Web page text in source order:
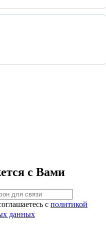
с Вами
с политикой
данных